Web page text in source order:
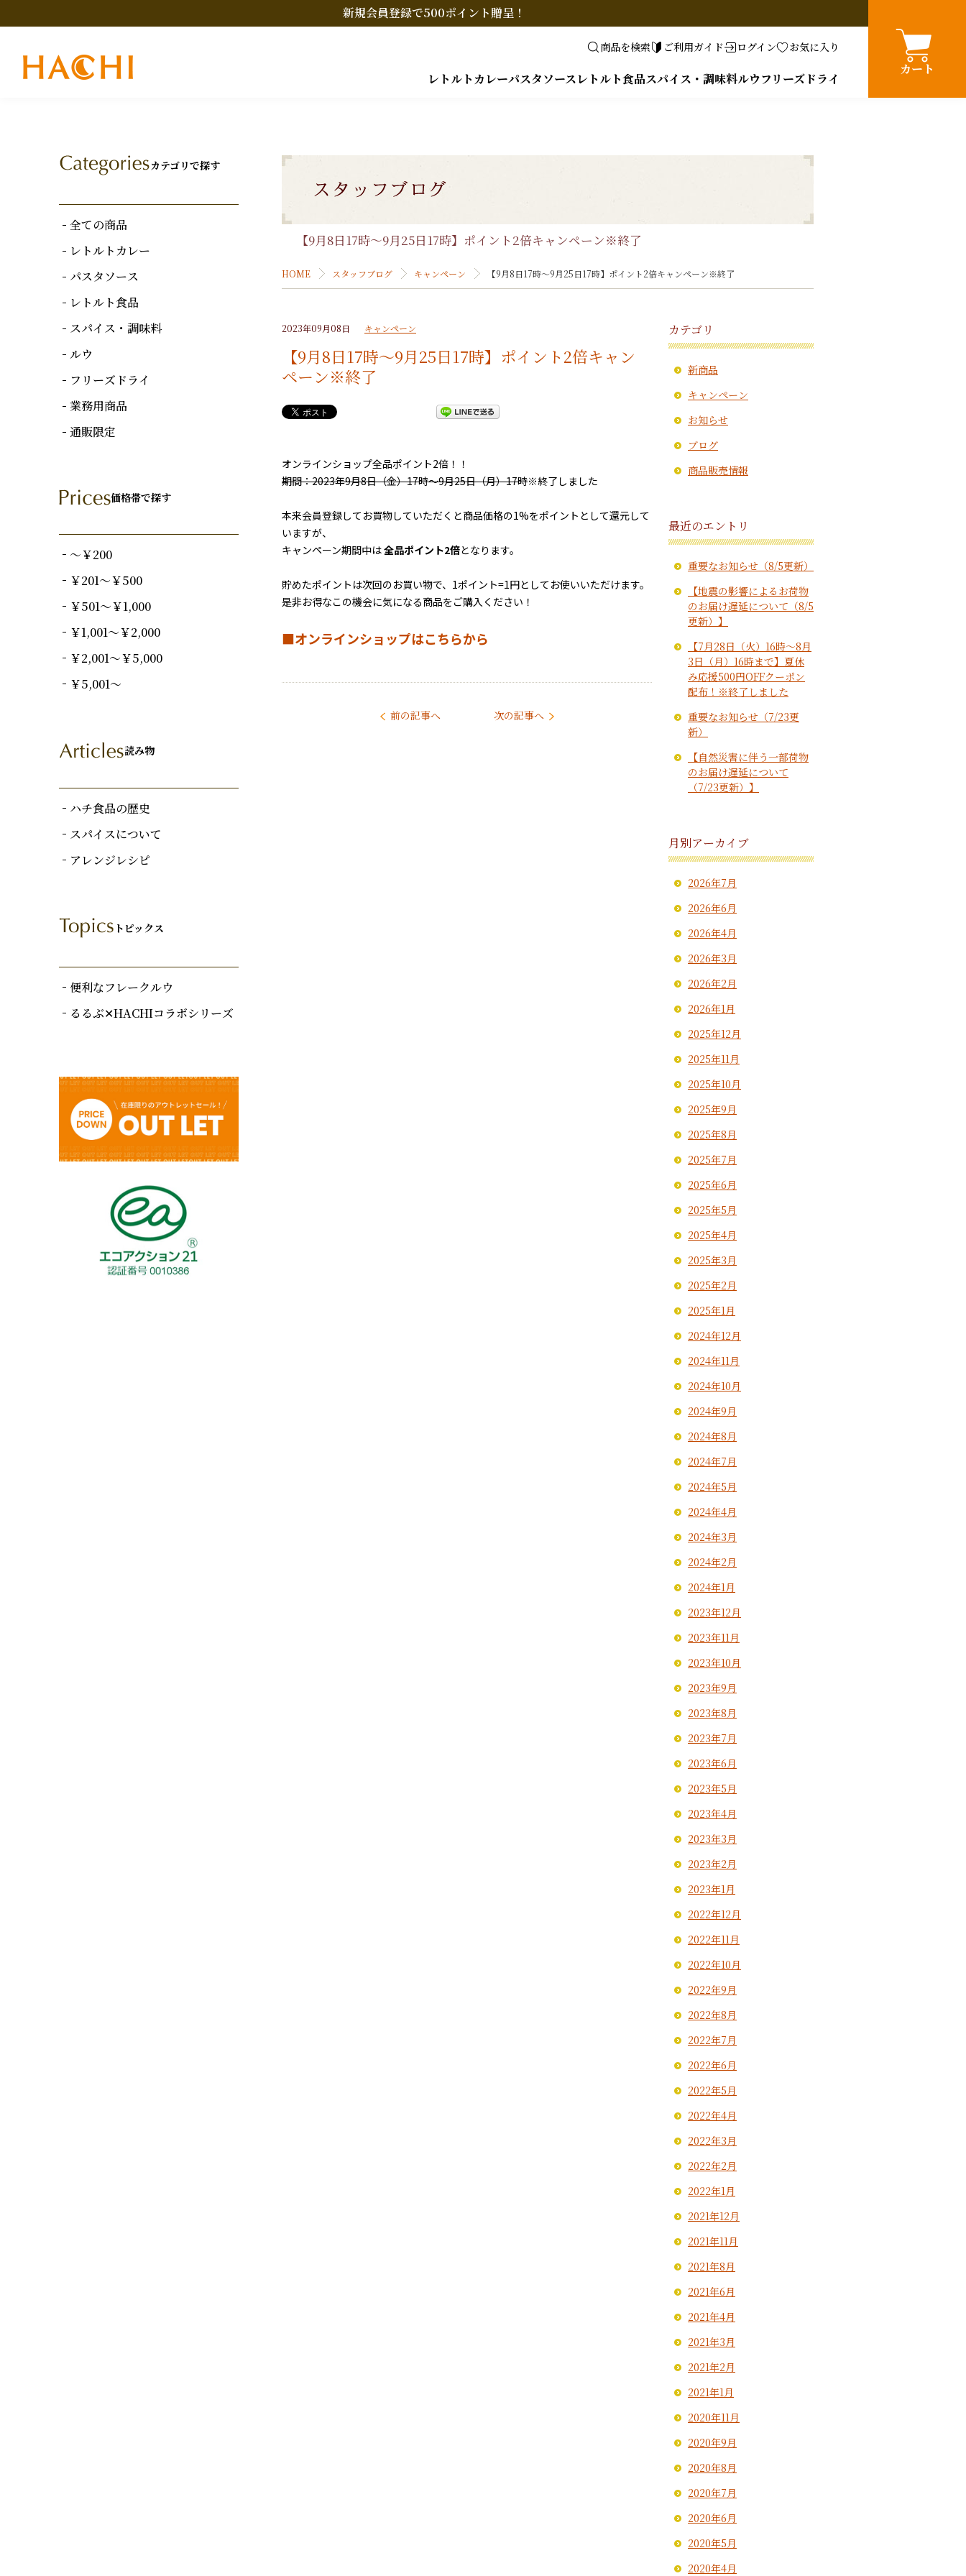
新規会員登録で500ポイント贈呈！
商品を検索 ご利用ガイド ログイン お気に入り
レトルトカレーパスタソースレトルト食品スパイス・調味料ルウフリーズドライ
カート
カテゴリで探す
全ての商品
レトルトカレー
パスタソース
レトルト食品
スパイス・調味料
ルウ
フリーズドライ
業務用商品
通販限定
価格帯で探す
～￥200
￥201～￥500
￥501～￥1,000
￥1,001～￥2,000
￥2,001～￥5,000
￥5,001～
読み物
ハチ食品の歴史
スパイスについて
アレンジレシピ
トピックス
便利なフレークルウ
るるぶ✕HACHIコラボシリーズ
【9月8日17時～9月25日17時】ポイント2倍キャンペーン※終了
HOME スタッフブログ キャンペーン 【9月8日17時～9月25日17時】ポイント2倍キャンペーン※終了
2023年09月08日 キャンペーン
【9月8日17時～9月25日17時】ポイント2倍キャン
ペーン※終了
オンラインショップ全品ポイント2倍！！
期間：2023年9月8日（金）17時～9月25日（月）17時※終了しました
本来会員登録してお買物していただくと商品価格の1%をポイントとして還元して
いますが、
キャンペーン期間中は全品ポイント2倍となります。
貯めたポイントは次回のお買い物で、1ポイント=1円としてお使いいただけます。
是非お得なこの機会に気になる商品をご購入ください！
■オンラインショップはこちらから
前の記事へ 次の記事へ
カテゴリ
新商品
キャンペーン
お知らせ
ブログ
商品販売情報
最近のエントリ
重要なお知らせ（8/5更新）
【地震の影響によるお荷物
のお届け遅延について（8/5
更新）】
【7月28日（火）16時～8月
3日（月）16時まで】夏休
み応援500円OFFクーポン
配布！※終了しました
重要なお知らせ（7/23更
新）
【自然災害に伴う一部荷物
のお届け遅延について
（7/23更新）】
月別アーカイブ
2026年7月
2026年6月
2026年4月
2026年3月
2026年2月
2026年1月
2025年12月
2025年11月
2025年10月
2025年9月
2025年8月
2025年7月
2025年6月
2025年5月
2025年4月
2025年3月
2025年2月
2025年1月
2024年12月
2024年11月
2024年10月
2024年9月
2024年8月
2024年7月
2024年5月
2024年4月
2024年3月
2024年2月
2024年1月
2023年12月
2023年11月
2023年10月
2023年9月
2023年8月
2023年7月
2023年6月
2023年5月
2023年4月
2023年3月
2023年2月
2023年1月
2022年12月
2022年11月
2022年10月
2022年9月
2022年8月
2022年7月
2022年6月
2022年5月
2022年4月
2022年3月
2022年2月
2022年1月
2021年12月
2021年11月
2021年8月
2021年6月
2021年4月
2021年3月
2021年2月
2021年1月
2020年11月
2020年9月
2020年8月
2020年7月
2020年6月
2020年5月
2020年4月